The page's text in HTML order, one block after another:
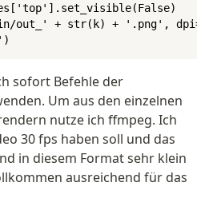
out_' + str(k) + '.png',
sofort Befehle der
Um aus den einzelnen
nutze ich ffmpeg. Ich
30 fps haben soll und das
in diesem Format sehr klein
ausreichend für das